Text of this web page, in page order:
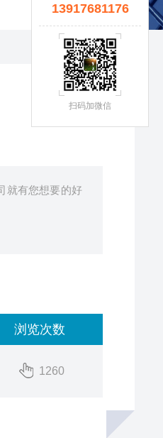
就有您想要的好
浏览次数
1260
13917681176
扫码加微信